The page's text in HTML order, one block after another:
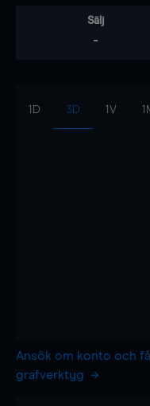
Sälj
-
1D 3D 1V
Ansök om konto och
grafverktyg